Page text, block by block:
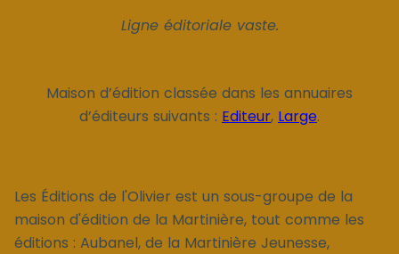
Ligne éditoriale vaste.
Maison d’édition classée dans les annuaires
d’éditeurs suivants : Editeur, Large.
Les Éditions de l'Olivier est un sous-groupe de la
maison d'édition de la Martinière, tout comme les
éditions : Aubanel, de la Martinière Jeunesse,